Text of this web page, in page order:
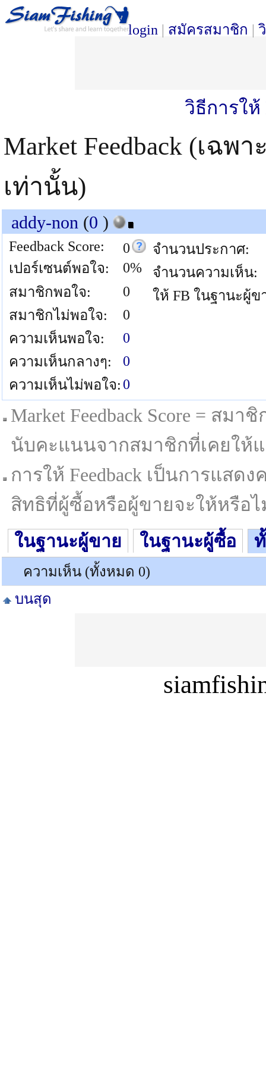
login | สมัครสมาชิก |
วิธีการให้
Market Feedback (เฉ
เท่านั้น)
addy-non (0 )
Feedback Score:
0
เปอร์เซนต์พอใจ:
0%
สมาชิกพอใจ:
0
สมาชิกไม่พอใจ:
0
ความเห็นพอใจ:
0
ความเห็นกลางๆ:
0
ความเห็นไม่พอใจ: 0
จำนวนประกาศ:
จำนวนความเห็น:
ให้ FB ในฐานะผู้ข
Market Feedback Score = สม
นับคะแนนจากสมาชิกที่เคยให้
การให้ Feedback เป็นการแส
สิทธิที่ผู้ซื้อหรือผู้ขายจะให้หรือไ
ในฐานะผู้ขาย ในฐานะผู้ซื้อ
ความเห็น (ทั้งหมด 0)
บนสุด